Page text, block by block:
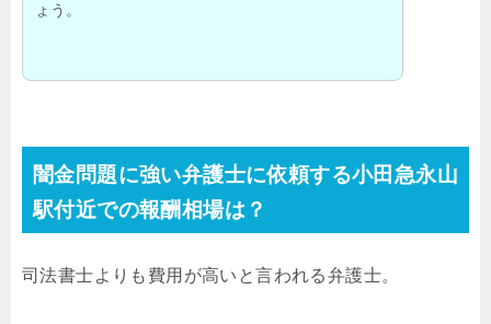
ょう。
闇金問題に強い弁護士に依頼する小田急永山
駅付近での報酬相場は？
司法書士よりも費用が高いと言われる弁護士。